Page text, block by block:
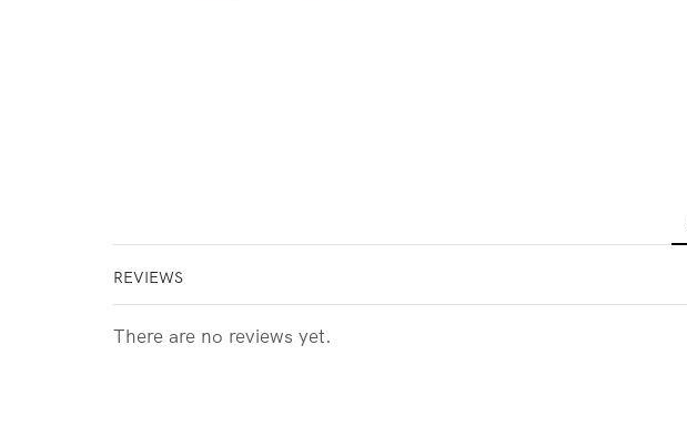
REVIEWS
There are no reviews yet.